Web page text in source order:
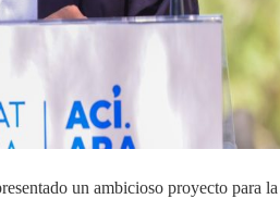
un ambicioso proyecto para la